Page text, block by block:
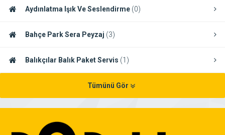
Aydınlatma Işık Ve Seslendirme (0)
Bahçe Park Sera Peyzaj (3)
Balıkçılar Balık Paket Servis (1)
Tümünü Gör